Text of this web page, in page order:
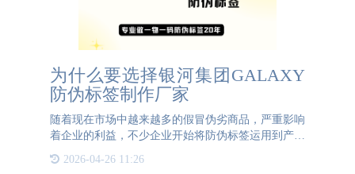
为什么要选择银河集团GALAXY
防伪标签制作厂家
随着现在市场中越来越多的假冒伪劣商品，严重影响
着企业的利益，不少企业开始将防伪标签运用到产品
业为什么要选择银河集团GALAXY防伪标签制作厂
2026-04-26 11:26